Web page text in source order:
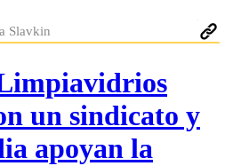
Slavkin
un sindicato y
apoyan la